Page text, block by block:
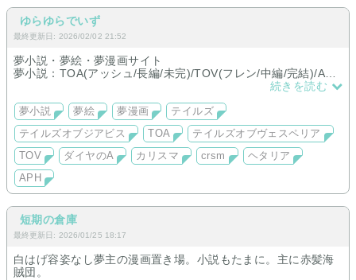
ゆらゆらでいず
最終更新日: 2026/02/02 21:52
夢小説・夢絵・夢漫画サイト
夢小説：TOA(アッシュ/長編/未完)/TOV(フレン/中編/完結)/APH
(米/中編/完結)/crsm(ALL/中編/完結)/TOAとTOVの短編数個
夢主≒オリキャラ
続きを読む
夢小説 夢絵 夢漫画
テイルズ
テイルズオブジアビス
TOA
テイルズオブヴェスペリア
TOV
ダイヤのA カリスマ crsm
ヘタリア
APH
短期の倉庫
最終更新日: 2026/01/25 18:17
白はげ容姿なし夢主の漫画置き場。小説もたまに。主に赤髪海
賊団。